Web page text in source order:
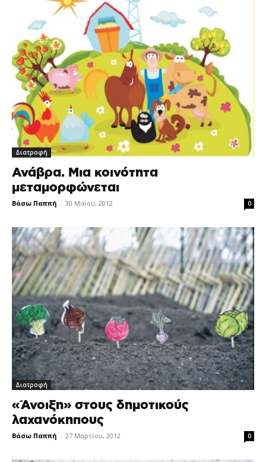
Διατροφή
Ανάβρα. Μια κοινότητα
μεταμορφώνεται
Βάσω Παππή - 30 Μαΐου, 2012 0
Διατροφή
«Άνοιξη» στους δημοτικούς
λαχανόκηπους
Βάσω Παππή - 27 Μαρτίου, 2012 0